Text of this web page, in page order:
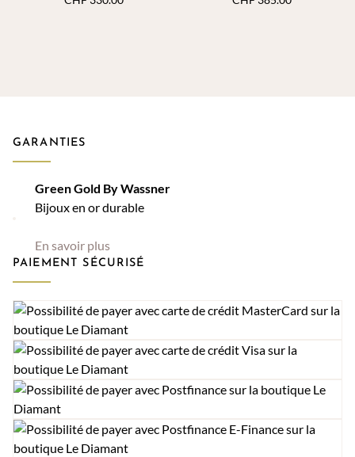
GARANTIES
Green Gold By Wassner
Bijoux en or durable
En savoir plus
PAIEMENT SÉCURISÉ